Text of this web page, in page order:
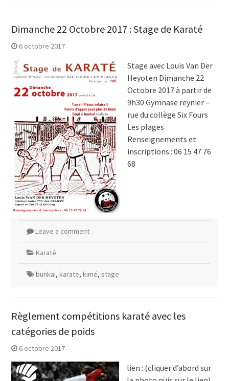
Dimanche 22 Octobre 2017 : Stage de Karaté
6 octobre 2017
Stage avec Louis Van Der
Heyoten Dimanche 22
Octobre 2017 à partir de
9h30 Gymnase reynier –
rue du collège Six Fours
Les plages
Renseignements et
inscriptions : 06 15 47 76
68
Leave a comment
Karaté
bunkai, karate, kimé, stage
Règlement compétitions karaté avec les
catégories de poids
6 octobre 2017
lien : (cliquer d’abord sur